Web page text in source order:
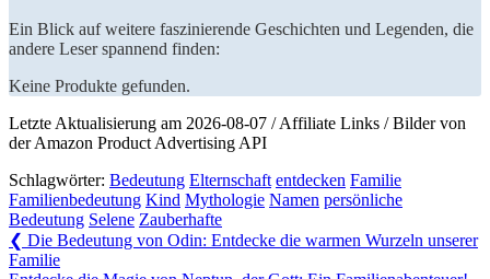
Ein Blick auf weitere faszinierende Geschichten und Legenden, die
andere Leser spannend finden:
Keine Produkte gefunden.
Letzte Aktualisierung am 2026-08-07 / Affiliate Links / Bilder von
der Amazon Product Advertising API
Schlagwörter: Bedeutung Elternschaft entdecken Familie
Familienbedeutung Kind Mythologie Namen persönliche
Bedeutung Selene Zauberhafte
Beitragsnavigation
❮ Previous
Post:
Die Bedeutung von Odin: Entdecke die warmen Wurzeln unserer
Familie